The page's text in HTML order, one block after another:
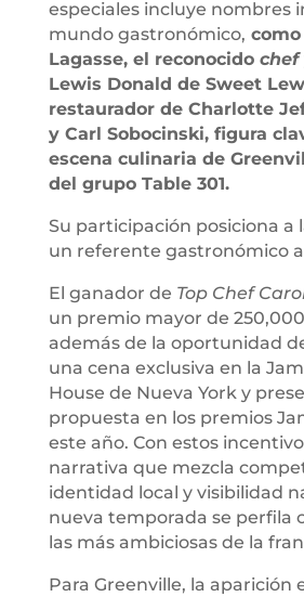
especiales incluye nombres
mundo gastronómico, como
Lagasse, el reconocido chef
Lewis Donald de Sweet
restaurador de Charlotte
y Carl Sobocinski, figura
escena culinaria de
del grupo Table 301.
Su participación posiciona a
un referente gastronómico
El ganador de Top Chef
un premio mayor de
además de la oportunidad
una cena exclusiva en la
House de Nueva York y
propuesta en los premios
este año. Con estos
narrativa que mezcla
identidad local y visibilidad
nueva temporada se perfila
las más ambiciosas de la
Para Greenville, la aparición